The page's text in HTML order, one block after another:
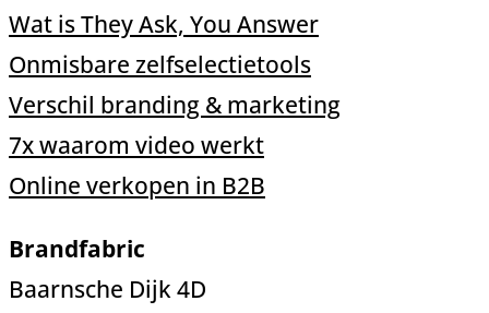
Wat is They Ask, You Answer
Onmisbare zelfselectietools
Verschil branding & marketing
7x waarom video werkt
Online verkopen in B2B
Brandfabric
Baarnsche Dijk 4D